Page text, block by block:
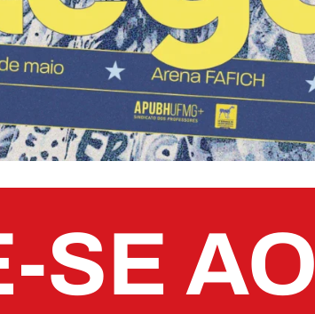
SE AO